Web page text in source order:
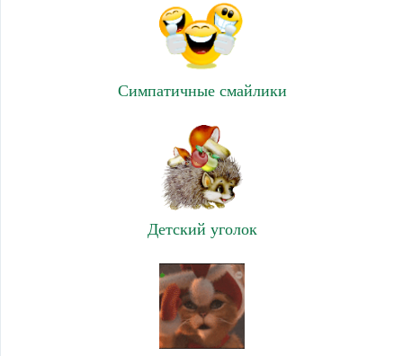
Симпатичные смайлики
Детский уголок